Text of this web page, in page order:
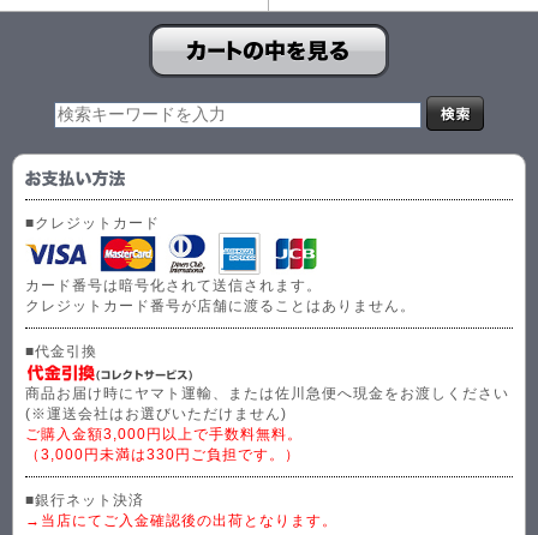
■クレジットカード
カード番号は暗号化されて送信されます。
クレジットカード番号が店舗に渡ることはありません。
■代金引換
商品お届け時にヤマト運輸、または佐川急便へ現金をお渡しください
(※運送会社はお選びいただけません)
ご購入金額3,000円以上で手数料無料。
（3,000円未満は330円ご負担です。）
■銀行ネット決済
→当店にてご入金確認後の出荷となります。